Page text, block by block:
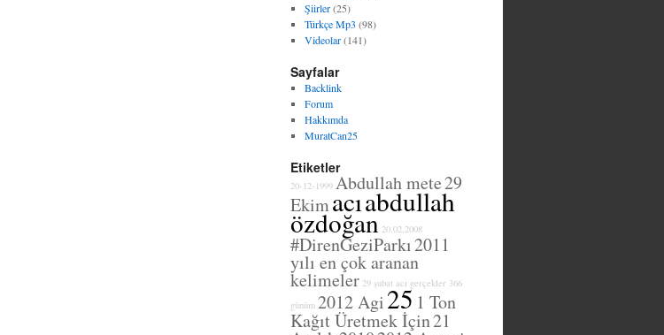
Şiirler(25)
Türkçe Mp3 (98)
Videolar(141)
Sayfalar
Backlink
Forum
Hakkımda
MuratCan25
Etiketler
20-12-1999 Abdullah mete29
Ekimacıabdullah
özdoğan 20.02.2008
#DirenGeziParkı2011
yılı en çok aranan
kelimeler 29 şubat acı gerçekler 366
günüm 2012 Agi25 1 Ton
Kağıt Üretmek İçin21